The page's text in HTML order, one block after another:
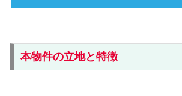
本物件の立地と特徴